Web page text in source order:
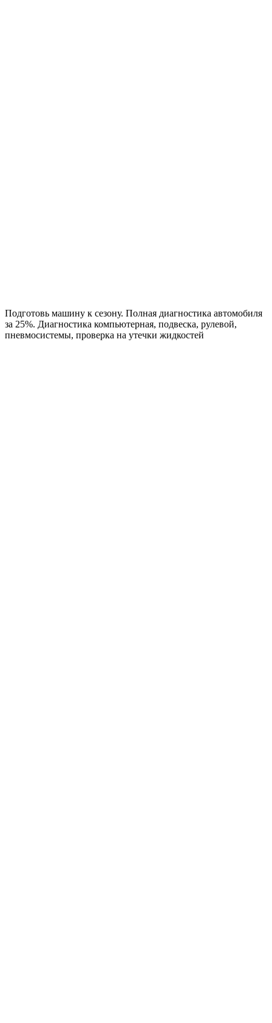
Подготовь машину к сезону. Полная диагностика автомобиля
за 25%. Диагностика компьютерная, подвеска, рулевой,
пневмосистемы, проверка на утечки жидкостей